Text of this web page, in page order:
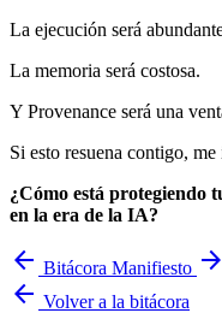
La ejecución será
La memoria será costosa.
Y Provenance será una
Si esto resuena contigo,
¿Cómo está protegiendo
en la era de la IA?
arrow_back Bitácora Manifiesto arrow_forward
arrow_back Volver a la bitácora